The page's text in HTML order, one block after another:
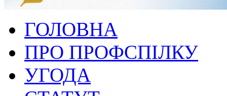
ГОЛОВНА
ПРО ПРОФСПІЛКУ
УГОДА